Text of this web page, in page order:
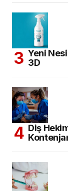
Yeni
3D
Diş